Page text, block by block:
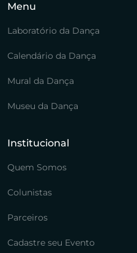
Menu
Laboratório da Dança
Calendário da Dança
Mural da Dança
Museu da Dança
Institucional
Quem Somos
Colunistas
Parceiros
Cadastre seu Evento